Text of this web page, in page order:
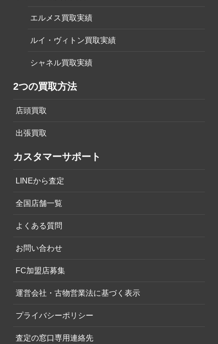
エルメス買取実績
ルイ・ヴィトン買取実績
シャネル買取実績
2つの買取方法
店頭買取
出張買取
カスタマーサポート
LINEから査定
全国店舗一覧
よくある質問
お問い合わせ
FC加盟店募集
運営会社・古物営業法に基づく表示
プライバシーポリシー
査定の窓口専用連絡先